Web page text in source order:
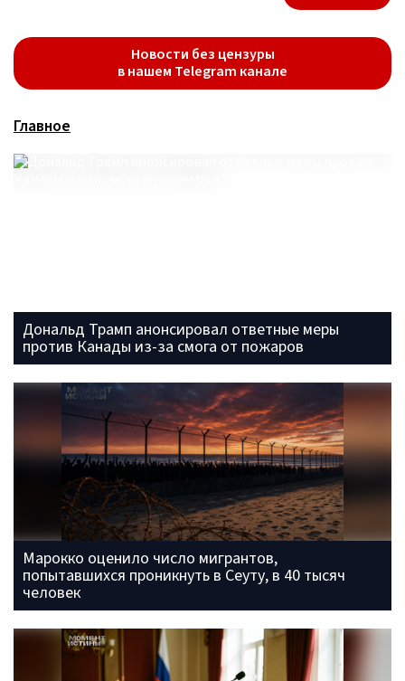
Новости без цензуры
в нашем Telegram канале
Главное
Дональд Трамп анонсировал ответные меры
против Канады из-за смога от пожаров
Марокко оценило число мигрантов,
попытавшихся проникнуть в Сеуту, в 40 тысяч
человек